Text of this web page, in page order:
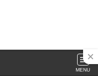
MENU